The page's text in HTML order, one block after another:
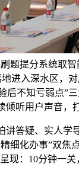
提分系统取
进入深水区
不知亏弱点
听用户声音，
疑、实人学
细化办事”双
：10分钟一